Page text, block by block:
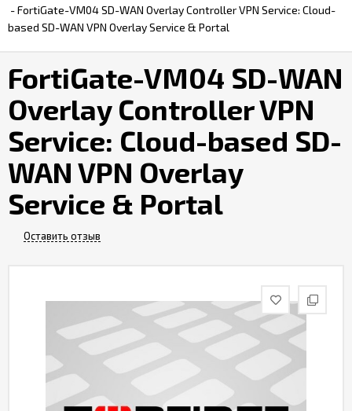
Как
заказать
Доставка
и
оплата
Контакты
-FortiGate-VM04 SD-WAN Overlay Controller VPN Service: Cloud-
based SD-WAN VPN Overlay Service & Portal
FortiGate-VM04 SD-WAN
Overlay Controller VPN
Service: Cloud-based SD-
WAN VPN Overlay
Service & Portal
Оставить отзыв